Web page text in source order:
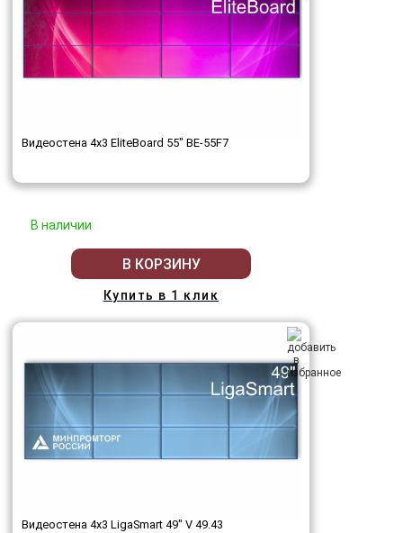
Видеостена 4x3 EliteBoard 55" BE-55F7
В наличии
В КОРЗИНУ
Купить в 1 клик
Видеостена 4x3 LigaSmart 49" V 49.43